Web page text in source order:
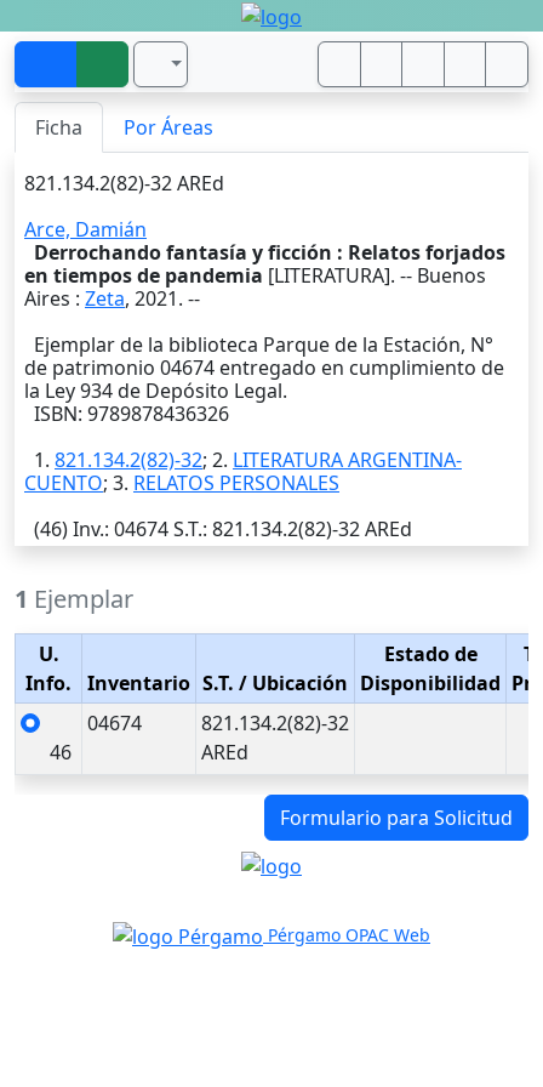
Ficha Por Áreas
821.134.2(82)-32 AREd
Arce, Damián
Derrochando fantasía y ficción : Relatos forjados
en tiempos de pandemia [LITERATURA]. -- Buenos
Aires : Zeta, 2021. --
Ejemplar de la biblioteca Parque de la Estación, N°
de patrimonio 04674 entregado en cumplimiento de
la Ley 934 de Depósito Legal.
ISBN: 9789878436326
1. 821.134.2(82)-32; 2. LITERATURA ARGENTINA-
CUENTO; 3. RELATOS PERSONALES
(46)Inv.: 04674S.T.: 821.134.2(82)-32 AREd
1 Ejemplar
U.
Info.
Inventario S.T. / Ubicación
Estado de
Disponibilidad
46
04674
821.134.2(82)-32
AREd
Formulario para Solicitud
Pérgamo OPAC Web